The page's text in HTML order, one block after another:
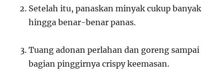
Setelah itu, panaskan minyak cukup banyak
hingga benar-benar panas.
Tuang adonan perlahan dan goreng sampai
bagian pinggirnya crispy keemasan.